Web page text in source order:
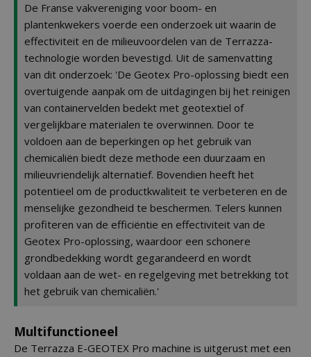
De Franse vakvereniging voor boom- en
plantenkwekers voerde een onderzoek uit waarin de
effectiviteit en de milieuvoordelen van de Terrazza-
technologie worden bevestigd. Uit de samenvatting
van dit onderzoek: 'De Geotex Pro-oplossing biedt een
overtuigende aanpak om de uitdagingen bij het reinigen
van containervelden bedekt met geotextiel of
vergelijkbare materialen te overwinnen. Door te
voldoen aan de beperkingen op het gebruik van
chemicaliën biedt deze methode een duurzaam en
milieuvriendelijk alternatief. Bovendien heeft het
potentieel om de productkwaliteit te verbeteren en de
menselijke gezondheid te beschermen. Telers kunnen
profiteren van de efficiëntie en effectiviteit van de
Geotex Pro-oplossing, waardoor een schonere
grondbedekking wordt gegarandeerd en wordt
voldaan aan de wet- en regelgeving met betrekking tot
het gebruik van chemicaliën.'
Multifunctioneel
De Terrazza E-GEOTEX Pro machine is uitgerust met een